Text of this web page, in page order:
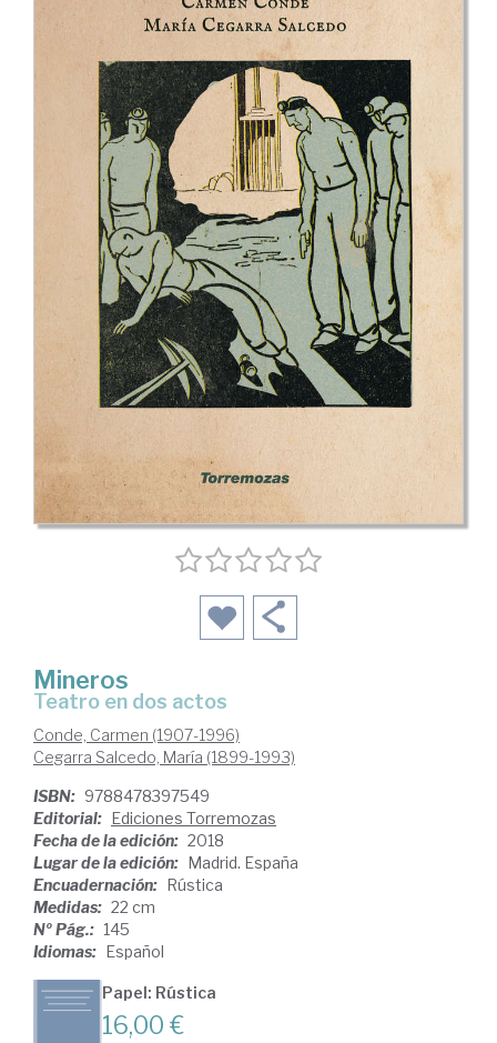
Mineros
Teatro en dos actos
Conde, Carmen (1907-1996)
Cegarra Salcedo, María (1899-1993)
ISBN: 9788478397549
Editorial: Ediciones Torremozas
Fecha de la edición: 2018
Lugar de la edición: Madrid. España
Encuadernación: Rústica
Medidas: 22 cm
Nº Pág.: 145
Idiomas: Español
Papel: Rústica
16,00 €